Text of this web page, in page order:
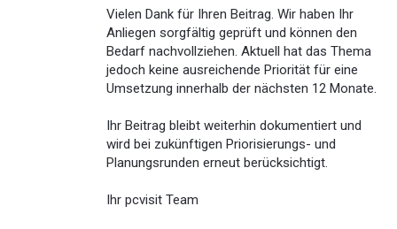
Vielen Dank für Ihren Beitrag. Wir haben Ihr
Anliegen sorgfältig geprüft und können den
Bedarf nachvollziehen. Aktuell hat das Thema
jedoch keine ausreichende Priorität für eine
Umsetzung innerhalb der nächsten 12 Monate.
Ihr Beitrag bleibt weiterhin dokumentiert und
wird bei zukünftigen Priorisierungs- und
Planungsrunden erneut berücksichtigt.
Ihr pcvisit Team